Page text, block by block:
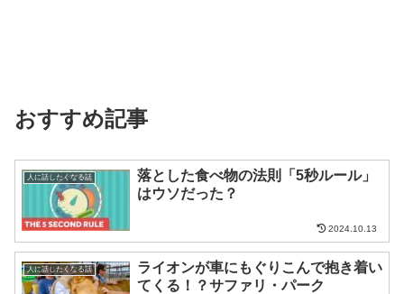
おすすめ記事
人に話したくなる話
落とした食べ物の法則「5秒ルール」
はウソだった？
2024.10.13
人に話したくなる話
ライオンが車にもぐりこんで抱き着い
てくる！？サファリ・パーク